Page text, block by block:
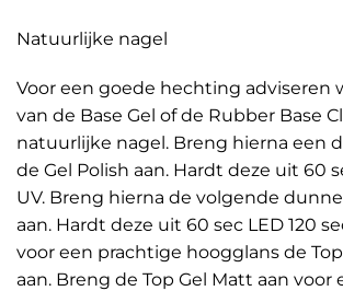
Natuurlijke nagel
Voor een goede hechting adviseren
van de Base Gel of de Rubber Base
natuurlijke nagel. Breng hierna een
de Gel Polish aan. Hardt deze uit 60
UV. Breng hierna de volgende
aan. Hardt deze uit 60 sec LED 120
voor een prachtige hoogglans de Top
aan. Breng de Top Gel Matt aan voor